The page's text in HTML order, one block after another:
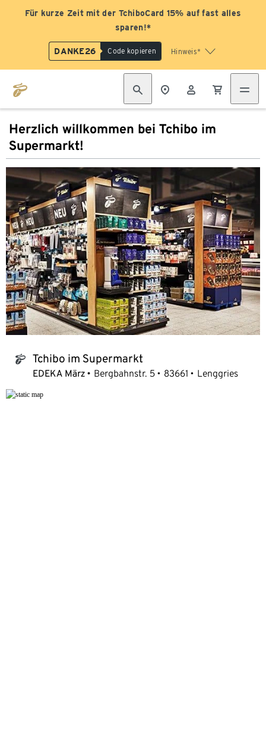
Für kurze Zeit mit der TchiboCard 15% auf fast alles
sparen!*
DANKE26 Code kopieren Hinweis*
Herzlich willkommen bei Tchibo im
Supermarkt!
tchibo_logo Tchibo im Supermarkt
EDEKA März Bergbahnstr. 5 83661 Lenggries